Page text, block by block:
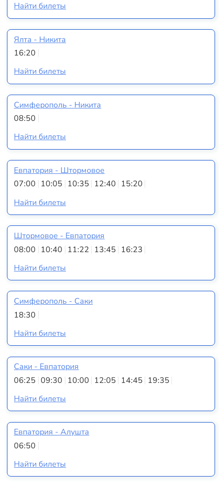
Найти билеты
Ялта - Никита
16:20
Найти билеты
Симферополь - Никита
08:50
Найти билеты
Евпатория - Штормовое
07:00 10:05 10:35 12:40 15:20
Найти билеты
Штормовое - Евпатория
08:00 10:40 11:22 13:45 16:23
Найти билеты
Симферополь - Саки
18:30
Найти билеты
Саки - Евпатория
06:25 09:30 10:00 12:05 14:45 19:35
Найти билеты
Евпатория - Алушта
06:50
Найти билеты